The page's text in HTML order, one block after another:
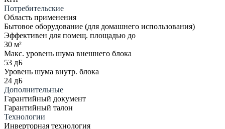
Потребительские
Область применения
Бытовое оборудование (для домашнего использования)
Эффективен для помещ. площадью до
30 м²
Макс. уровень шума внешнего блока
53 дБ
Уровень шума внутр. блока
24 дБ
Дополнительные
Гарантийный документ
Гарантийный талон
Технологии
Инверторная технология